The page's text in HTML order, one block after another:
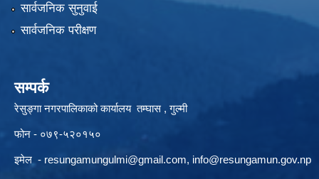
सार्वजनिक सुनुवाई
सार्वजनिक परीक्षण
सम्पर्क
रेसुङ्गा नगरपालिकाको कार्यालय तम्घास , गुल्मी
फोन - ०७९-५२०१५०
इमेल - resungamungulmi@gmail.com, info@resungamun.gov.np